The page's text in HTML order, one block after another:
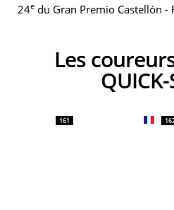
24e du Gran Premio Castellón -
Les coureurs SOUDAL
QUICK-
161